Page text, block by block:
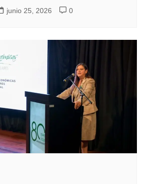
junio 25, 2026 0